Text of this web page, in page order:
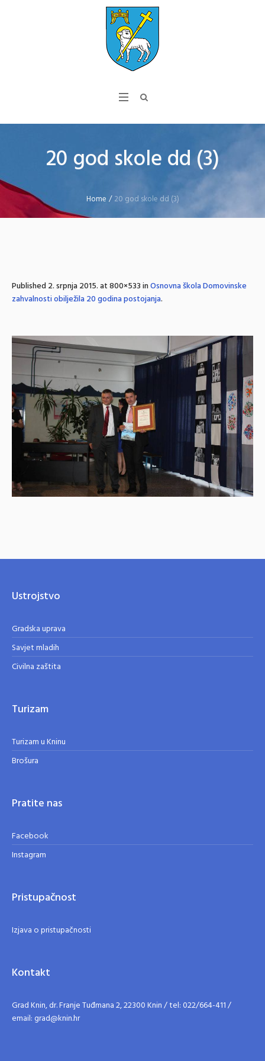
20 god skole dd (3)
Home /20 god skole dd (3)
Published2. srpnja 2015.at 800×533 inOsnovna škola Domovinske
zahvalnosti obilježila 20 godina postojanja.
Ustrojstvo
Gradska uprava
Savjet mladih
Civilna zaštita
Turizam
Turizam u Kninu
Brošura
Pratite nas
Facebook
Instagram
Pristupačnost
Izjava o pristupačnosti
Kontakt
Grad Knin, dr. Franje Tuđmana 2, 22300 Knin / tel: 022/664-411 /
email: grad@knin.hr